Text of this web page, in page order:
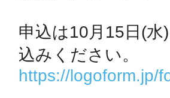
申込は10月15日(
https://logoform.jp/